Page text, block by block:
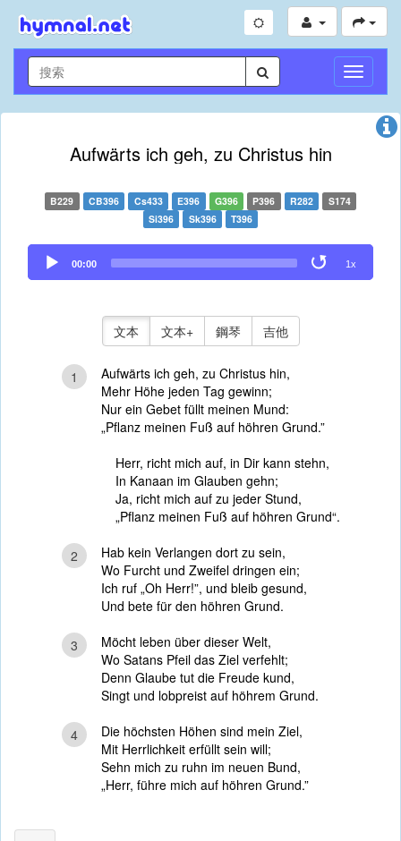
切
換
導
Aufwärts ich geh, zu Christus hin
B229 CB396 Cs433 E396 G396 P396 R282
S174
Si396
Sk396 T396
Audio
Player
00:00 1x
文本 文本+ 鋼琴 吉他
1
Aufwärts ich geh, zu Christus hin,
Mehr Höhe jeden Tag gewinn;
Nur ein Gebet füllt meinen Mund:
„Pflanz meinen Fuß auf höhren Grund.”
Herr, richt mich auf, in Dir kann stehn,
In Kanaan im Glauben gehn;
Ja, richt mich auf zu jeder Stund,
„Pflanz meinen Fuß auf höhren Grund“.
2
Hab kein Verlangen dort zu sein,
Wo Furcht und Zweifel dringen ein;
Ich ruf „Oh Herr!”, und bleib gesund,
Und bete für den höhren Grund.
3
Möcht leben über dieser Welt,
Wo Satans Pfeil das Ziel verfehlt;
Denn Glaube tut die Freude kund,
Singt und lobpreist auf höhrem Grund.
4
Die höchsten Höhen sind mein Ziel,
Mit Herrlichkeit erfüllt sein will;
Sehn mich zu ruhn im neuen Bund,
„Herr, führe mich auf höhren Grund.”